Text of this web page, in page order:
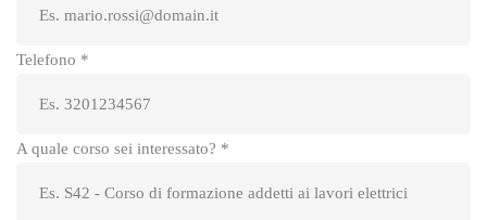
Telefono *
A quale corso sei interessato? *